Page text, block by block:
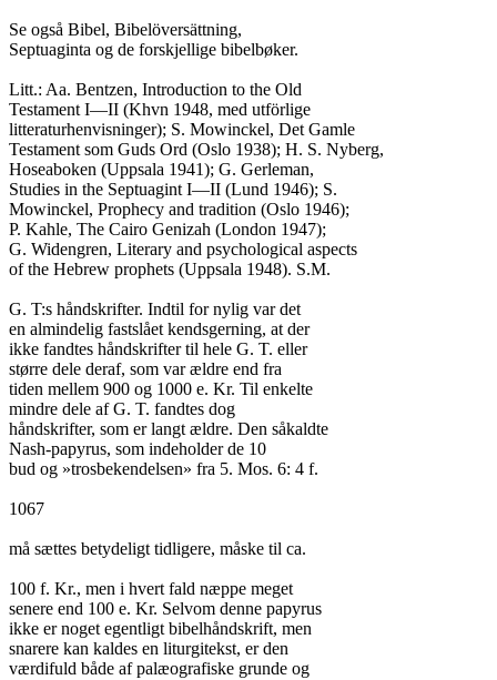
Se også Bibel, Bibelöversättning,
Septuaginta og de forskjellige bibelbøker.
Litt.: Aa. Bentzen, Introduction to the Old
Testament I—II (Khvn 1948, med utförlige
litteraturhenvisninger); S. Mowinckel, Det Gamle
Testament som Guds Ord (Oslo 1938); H. S. Nyberg,
Hoseaboken (Uppsala 1941); G. Gerleman,
Studies in the Septuagint I—II (Lund 1946); S.
Mowinckel, Prophecy and tradition (Oslo 1946);
P. Kahle, The Cairo Genizah (London 1947);
G. Widengren, Literary and psychological aspects
of the Hebrew prophets (Uppsala 1948). S.M.
G. T:s håndskrifter. Indtil for nylig var det
en almindelig fastslået kendsgerning, at der
ikke fandtes håndskrifter til hele G. T. eller
større dele deraf, som var ældre end fra
tiden mellem 900 og 1000 e. Kr. Til enkelte
mindre dele af G. T. fandtes dog
håndskrifter, som er langt ældre. Den såkaldte
Nash-papyrus, som indeholder de 10
bud og »trosbekendelsen» fra 5. Mos. 6: 4 f.
1067
må sættes betydeligt tidligere, måske til ca.
100 f. Kr., men i hvert fald næppe meget
senere end 100 e. Kr. Selvom denne papyrus
ikke er noget egentligt bibelhåndskrift, men
snarere kan kaldes en liturgitekst, er den
værdifuld både af palæografiske grunde og